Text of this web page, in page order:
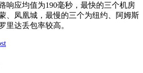
响应均值为190毫秒，最快的三个机房
、凤凰城，最慢的三个为纽约、阿姆斯
里达丢包率较高。